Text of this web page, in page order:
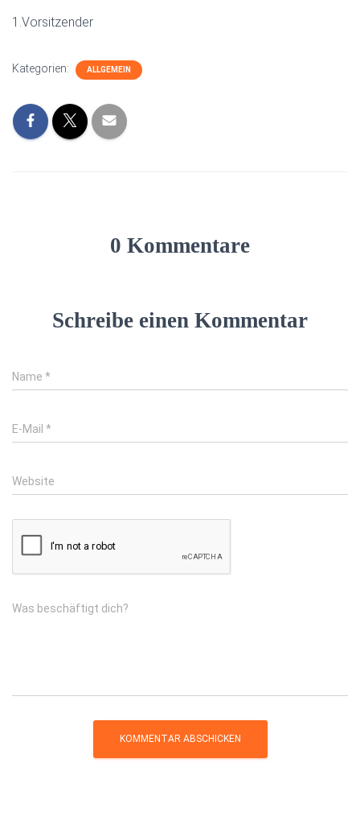
1.Vorsitzender
Kategorien: ALLGEMEIN
0 Kommentare
Schreibe einen Kommentar
Name *
E-Mail *
Website
Was beschäftigt dich?